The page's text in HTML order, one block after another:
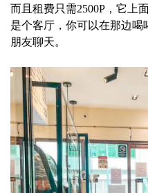
而且租费只需2500P，它上
是个客厅，你可以在那边
朋友聊天。